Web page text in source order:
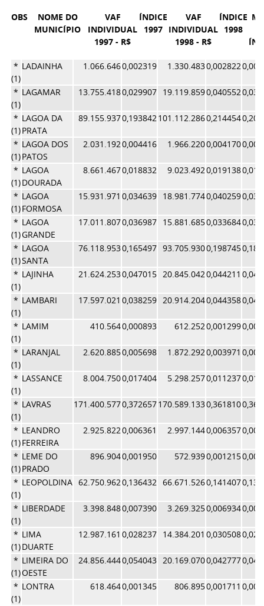
OBS
NOME DO
MUNICÍPIO
VAF
INDIVIDUAL
1997 - R$
ÍNDICE
1997
VAF
INDIVIDUAL
1998 - R$
ÍNDICE
1998
*
(1)
LADAINHA 1.066.6460,002319 1.330.4830,002822
*
(1)
LAGAMAR 13.755.4180,029907 19.119.8590,040552
*
(1)
LAGOA DA
PRATA
89.155.9370,193842101.112.2860,214454
*
(1)
LAGOA DOS
PATOS
2.031.1920,004416 1.966.2200,004170
*
(1)
LAGOA
DOURADA
8.661.4670,018832 9.023.4920,019138
*
(1)
LAGOA
FORMOSA
15.931.971 0,034639 18.981.7740,040259
*
(1)
LAGOA
GRANDE
17.011.8070,036987 15.881.6850,033684
*
(1)
LAGOA
SANTA
76.118.9530,165497 93.705.9300,198745
*
(1)
LAJINHA 21.624.2530,047015 20.845.0420,044211
*
(1)
LAMBARI 17.597.021 0,038259 20.914.2040,044358
*
(1)
LAMIM 410.5640,000893 612.2520,001299
*
(1)
LARANJAL 2.620.8850,005698 1.872.2920,003971
*
(1)
LASSANCE 8.004.7500,017404 5.298.2570,011237
*
(1)
LAVRAS 171.400.5770,372657170.589.1330,361810
*
(1)
LEANDRO
FERREIRA
2.925.8220,006361 2.997.1440,006357
*
(1)
LEME DO
PRADO
896.9040,001950 572.9390,001215
*
(1)
LEOPOLDINA 62.750.9620,136432 66.671.5260,141407
*
(1)
LIBERDADE 3.398.8480,007390 3.269.3250,006934
*
(1)
LIMA
DUARTE
12.987.161 0,028237 14.384.201 0,030508
*
(1)
LIMEIRA DO
OESTE
24.856.4440,054043 20.169.0700,042777
*
(1)
LONTRA 618.4640,001345 806.8950,001711